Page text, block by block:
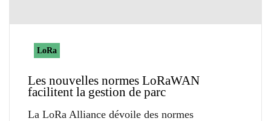
LoRa
Les nouvelles normes LoRaWAN
facilitent la gestion de parc
La LoRa Alliance dévoile des normes